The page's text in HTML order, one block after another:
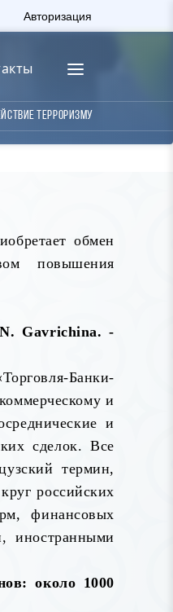
Авторизация
терроризму
обмен
повышения
Gavrichina. -
Банки-
и
и
сделок. Все
термин,
российских
финансовых
иностранными
около 1000